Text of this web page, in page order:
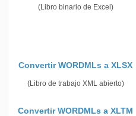
(Libro binario de Excel)
Convertir WORDMLs a XLSX
(Libro de trabajo XML abierto)
Convertir WORDMLs a XLTM